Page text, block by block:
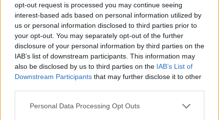
opt-out request is processed you may continue seeing
interest-based ads based on personal information utilized by
us or personal information disclosed to third parties prior to
your opt-out. You may separately opt-out of the further
disclosure of your personal information by third parties on the
IAB’s list of downstream participants. This information may
also be disclosed by us to third parties on the IAB’s List of
Downstream Participants that may further disclose it to other
Personal Data Processing Opt Outs